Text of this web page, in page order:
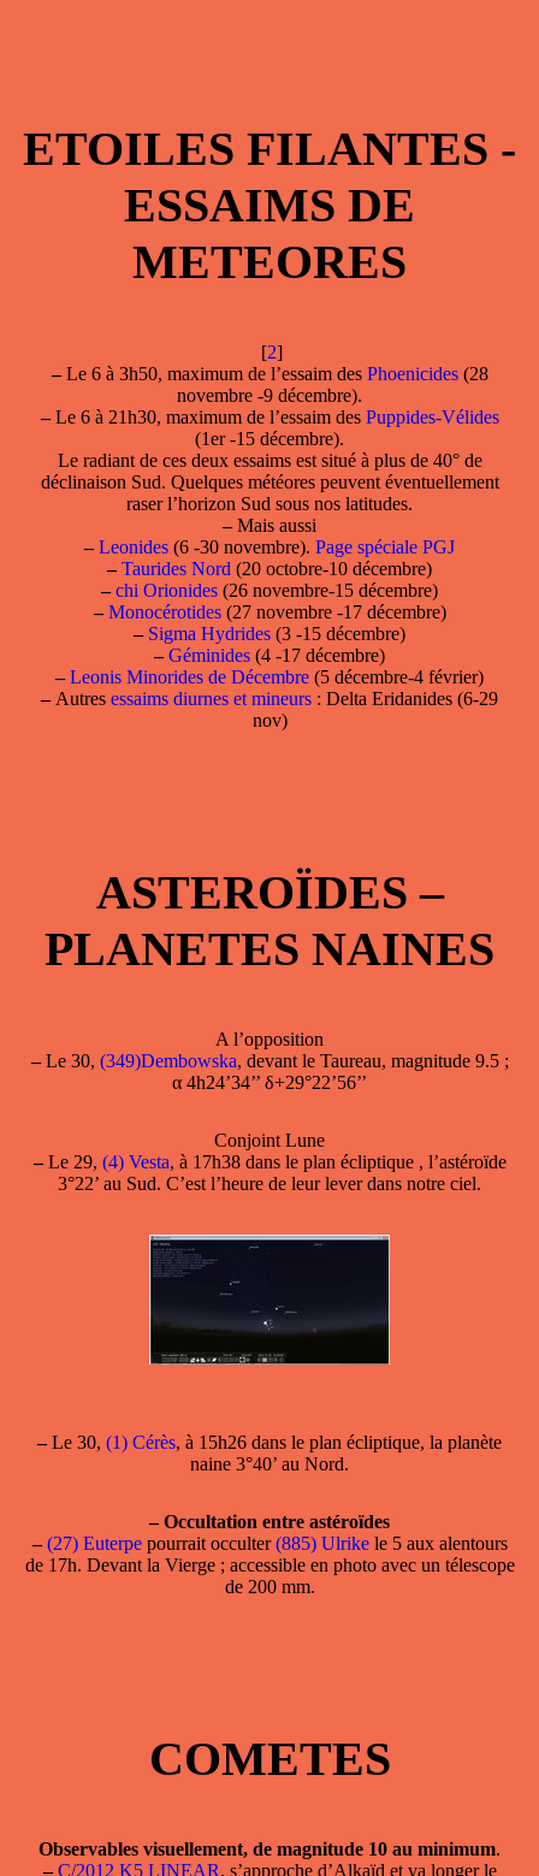
ETOILES FILANTES -
ESSAIMS DE
METEORES
[2]
–Le 6 à 3h50, maximum de l’essaim des Phoenicides(28
novembre -9 décembre).
–Le 6 à 21h30, maximum de l’essaim des Puppides-Vélides
(1er -15 décembre).
Le radiant de ces deux essaims est situé à plus de 40° de
déclinaison Sud. Quelques météores peuvent éventuellement
raser l’horizon Sud sous nos latitudes.
–Mais aussi
– Leonides (6 -30 novembre). Page spéciale PGJ
– Taurides Nord (20 octobre-10 décembre)
– chi Orionides (26 novembre-15 décembre)
– Monocérotides(27 novembre -17 décembre)
– Sigma Hydrides (3 -15 décembre)
– Géminides (4 -17 décembre)
– Leonis Minorides de Décembre (5 décembre-4 février)
–Autres essaims diurnes et mineurs : Delta Eridanides (6-29
nov)
ASTEROÏDES –
PLANETES NAINES
A l’opposition
–Le 30, (349)Dembowska, devant le Taureau, magnitude 9.5 ;
α 4h24’34’’ δ+29°22’56’’
Conjoint Lune
–Le 29, (4) Vesta, à 17h38 dans le plan écliptique , l’astéroïde
3°22’ au Sud. C’est l’heure de leur lever dans notre ciel.
–Le 30, (1) Cérès, à 15h26 dans le plan écliptique, la planète
naine 3°40’ au Nord.
– Occultation entre astéroïdes
– (27) Euterpepourrait occulter(885) Ulrikele 5 aux alentours
de 17h. Devant la Vierge ; accessible en photo avec un télescope
de 200 mm.
COMETES
Observables visuellement, de magnitude 10 au minimum.
– C/2012 K5 LINEAR, s’approche d’Alkaïd et va longer le